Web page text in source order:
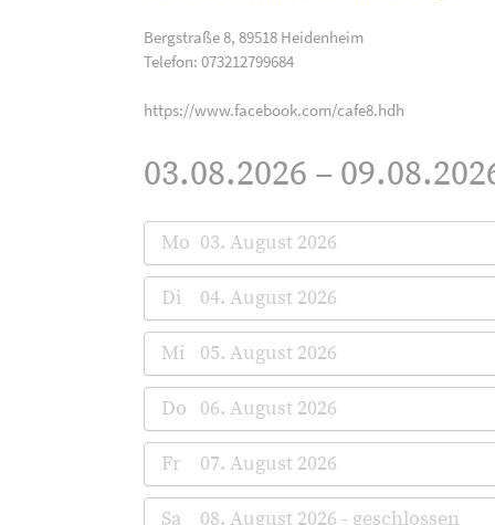
Bergstraße 8, 89518 Heidenheim
Telefon: 073212799684
https://www.facebook.com/cafe8.hdh
03.08.2026 –
Mo 03. August 2026
Di 04. August 2026
Mi 05. August 2026
Do 06. August 2026
Fr 07. August 2026
Sa 08. August 2026 - geschlossen